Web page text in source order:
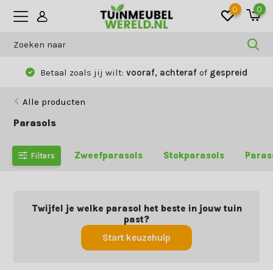
0 0
Betaal zoals jij wilt:vooraf, achterafof gespreid
Alle producten
Parasols
Filters Zweefparasols Stokparasols
Twijfel je welke parasol het beste in jouw tuin
past?
Start keuzehulp